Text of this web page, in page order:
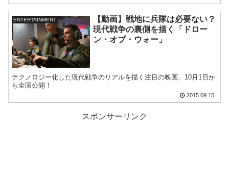
ENTERTAINMENT
【動画】戦地に兵隊は必要ない？
現代戦争の裏側を描く「ドロー
ン・オブ・ウォー」
テクノロジー化した現代戦争のリアルを描く注目の映画、10月1日か
ら全国公開！
2015.09.15
スポンサーリンク